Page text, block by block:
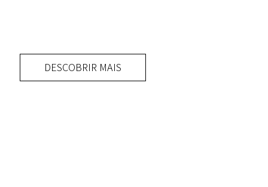
DESCOBRIR MAIS